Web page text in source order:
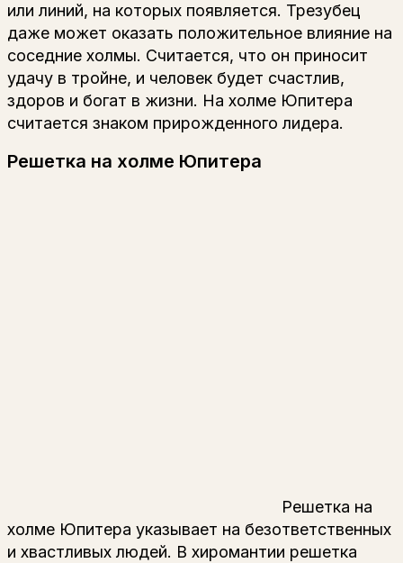
или линий, на которых появляется. Трезубец
даже может оказать положительное влияние на
соседние холмы. Считается, что он приносит
удачу в тройне, и человек будет счастлив,
здоров и богат в жизни. На холме Юпитера
считается знаком прирожденного лидера.
Решетка на холме Юпитера
Решетка на
холме Юпитера указывает на безответственных
и хвастливых людей. В хиромантии решетка